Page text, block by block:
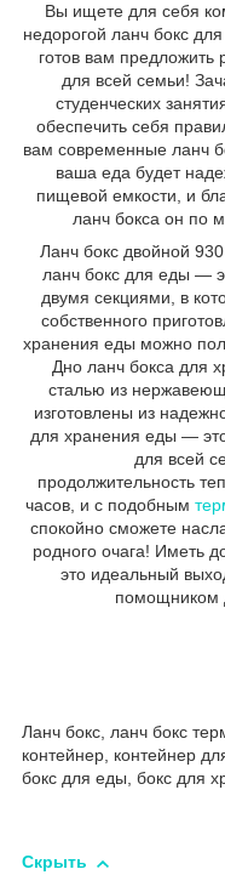
Вы ищете для себя
недорогой ланч бокс
готов вам предложить
для всей семьи!
студенческих
обеспечить себя
вам современные ланч
ваша еда будет
пищевой емкости, и
ланч бокса он по
Ланч бокс двойной
ланч бокс для еды ―
двумя секциями, в
собственного
хранения еды можно
Дно ланч бокса для
сталью из
изготовлены из
для хранения еды ―
для всей
продолжительность
часов, и с подобным
спокойно сможете
родного очага! Иметь
это идеальный
помощником
Ланч бокс, ланч бокс
контейнер, контейнер
бокс для еды, бокс для
Скрыть